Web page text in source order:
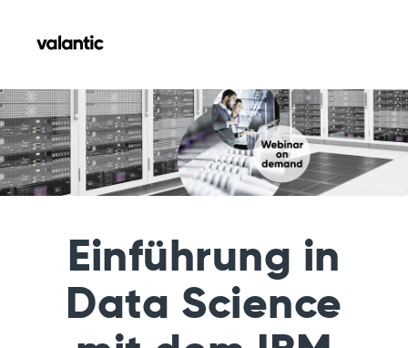
Einführung in
Data Science